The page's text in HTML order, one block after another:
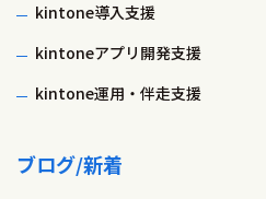
kintone導入支援
kintoneアプリ開発支援
kintone運用・伴走支援
ブログ/新着